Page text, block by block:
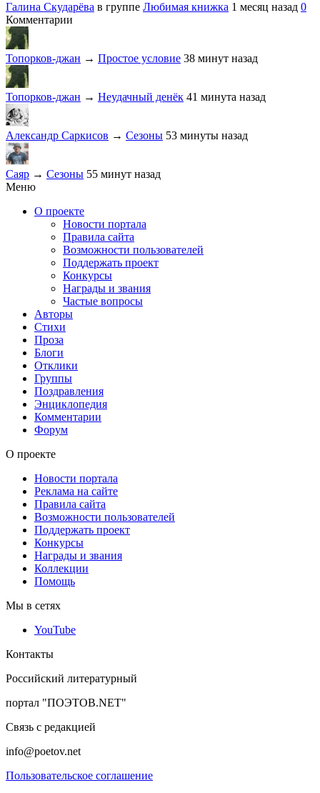
Галина Скударёва в группе Любимая книжка 1 месяц назад 0
Комментарии
Топорков-джан → Простое условие 38 минут назад
Топорков-джан → Неудачный денёк 41 минута назад
Александр Саркисов → Сезоны 53 минуты назад
Саяр → Сезоны 55 минут назад
Меню
О проекте
Новости портала
Правила сайта
Возможности пользователей
Поддержать проект
Конкурсы
Награды и звания
Частые вопросы
Авторы
Стихи
Проза
Блоги
Отклики
Группы
Поздравления
Энциклопедия
Комментарии
Форум
О проекте
Новости портала
Реклама на сайте
Правила сайта
Возможности пользователей
Поддержать проект
Конкурсы
Награды и звания
Коллекции
Помощь
Мы в сетях
YouTube
Контакты
Российский литературный
портал "ПОЭТОВ.NET"
Связь с редакцией
info@poetov.net
Пользовательское соглашение